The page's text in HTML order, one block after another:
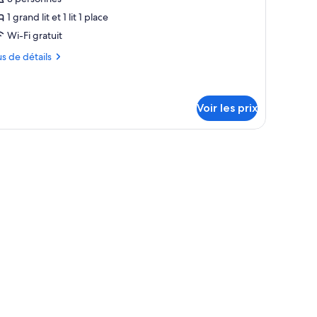
:
1 grand lit et 1 lit 1 place
Wi-Fi gratuit
de détails
Voir les prix